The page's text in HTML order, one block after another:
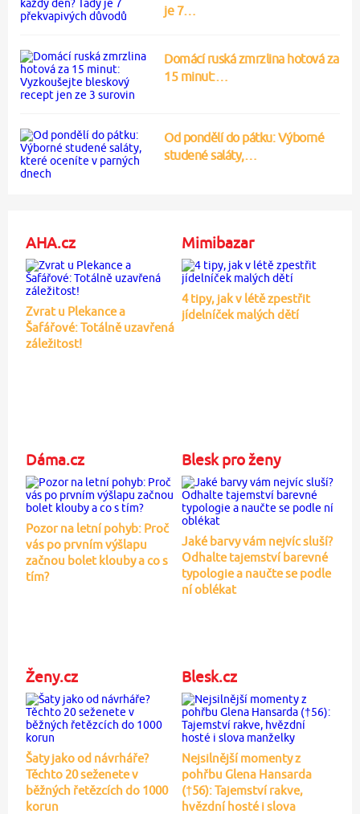
je 7…
Domácí ruská zmrzlina hotová za
15 minut:…
Od pondělí do pátku: Výborné
studené saláty,…
AHA.cz
Zvrat u Plekance a
Šafářové: Totálně uzavřená
záležitost!
Mimibazar
4 tipy, jak v létě zpestřit
jídelníček malých dětí
Dáma.cz
Pozor na letní pohyb: Proč
vás po prvním výšlapu
začnou bolet klouby a co s
tím?
Blesk pro ženy
Jaké barvy vám nejvíc sluší?
Odhalte tajemství barevné
typologie a naučte se podle
ní oblékat
Ženy.cz
Šaty jako od návrháře?
Těchto 20 seženete v
běžných řetězcích do 1000
korun
Blesk.cz
Nejsilnější momenty z
pohřbu Glena Hansarda
(†56): Tajemství rakve,
hvězdní hosté i slova